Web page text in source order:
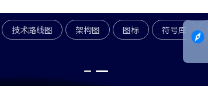
技术路线图 架构图 图标 符号库